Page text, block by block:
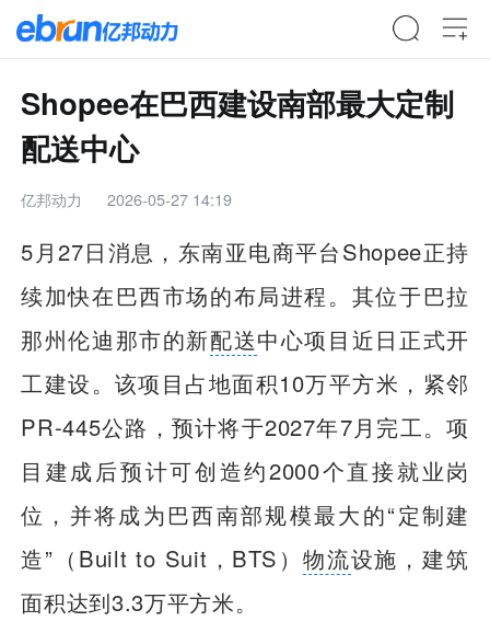
Shopee在巴西建设南部最大定制
配送中心
亿邦动力 2026-05-27 14:19
5月27日消息，东南亚电商平台Shopee正持
续加快在巴西市场的布局进程。其位于巴拉
那州伦迪那市的新配送中心项目近日正式开
工建设。该项目占地面积10万平方米，紧邻
PR-445公路，预计将于2027年7月完工。项
目建成后预计可创造约2000个直接就业岗
位，并将成为巴西南部规模最大的“定制建
造”（Built to Suit，BTS） 物流设施，建筑
面积达到3.3万平方米。